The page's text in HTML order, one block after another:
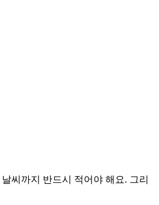
씨까지 반드시 적어야 해요. 그리